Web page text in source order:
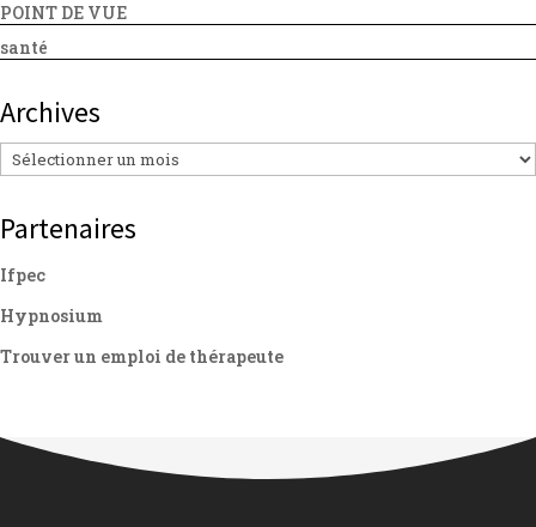
POINT DE VUE
santé
Archives
Archives
Partenaires
Ifpec
Hypnosium
Trouver un emploi de thérapeute